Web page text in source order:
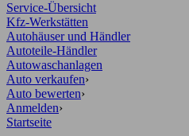
Service-Übersicht
Kfz-Werkstätten
Autohäuser und Händler
Autoteile-Händler
Autowaschanlagen
Auto verkaufen›
Auto bewerten›
Anmelden›
Startseite